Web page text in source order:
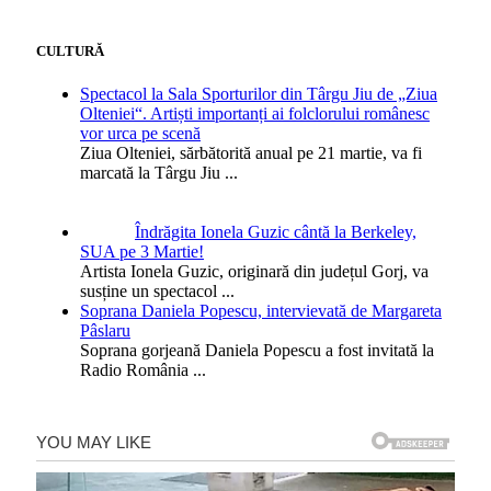
CULTURĂ
Spectacol la Sala Sporturilor din Târgu Jiu de „Ziua
Olteniei“. Artiști importanți ai folclorului românesc
vor urca pe scenă
Ziua Olteniei, sărbătorită anual pe 21 martie, va fi
marcată la Târgu Jiu ...
Îndrăgita Ionela Guzic cântă la Berkeley,
SUA pe 3 Martie!
Artista Ionela Guzic, originară din județul Gorj, va
susține un spectacol ...
Soprana Daniela Popescu, intervievată de Margareta
Pâslaru
Soprana gorjeană Daniela Popescu a fost invitată la
Radio România ...